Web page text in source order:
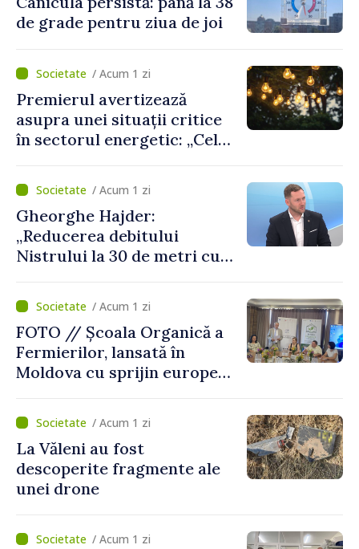
de grade pentru ziua de joi
/ Acum 1 zi
Premierul avertizează
asupra unei situații critice
în sectorul energetic: „Cel
putea cumpăra nici curent
de avarie”/ Acum 1 zi
Gheorghe Hajder:
„Reducerea debitului
Nistrului la 30 de metri cubi
„catastrofă naturală”
/ Acum 1 zi
FOTO // Școala Organică a
Fermierilor, lansată în
Moldova cu sprijin european
agriculturii durabile
/ Acum 1 zi
La Văleni au fost
descoperite fragmente ale
unei drone
/ Acum 1 zi